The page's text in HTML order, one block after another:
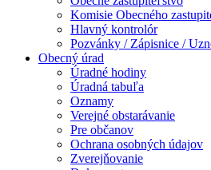
Komisie Obecného
Hlavný kontrolór
Pozvánky / Zápisnice /
Obecný úrad
Úradné hodiny
Úradná tabuľa
Oznamy
Verejné obstarávanie
Pre občanov
Ochrana osobných údajov
Zverejňovanie